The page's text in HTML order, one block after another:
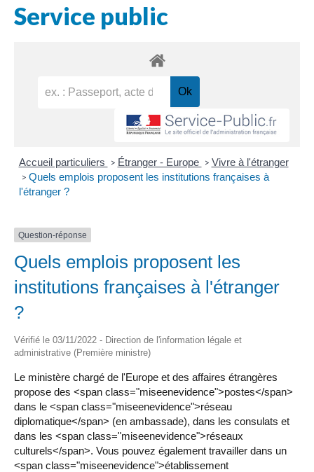
Service public
Accueil particuliers > Étranger - Europe > Vivre à l'étranger
> Quels emplois proposent les institutions françaises à
l'étranger ?
Question-réponse
Quels emplois proposent les
institutions françaises à l'étranger
?
Vérifié le 03/11/2022 - Direction de l'information légale et
administrative (Première ministre)
Le ministère chargé de l'Europe et des affaires étrangères
propose des <span class="miseenevidence">postes</span>
dans le <span class="miseenevidence">réseau
diplomatique</span> (en ambassade), dans les consulats et
dans les <span class="miseenevidence">réseaux
culturels</span>. Vous pouvez également travailler dans un
<span class="miseenevidence">établissement